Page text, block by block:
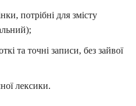
потрібні для змісту
та точні записи, без зайвої
лексики.